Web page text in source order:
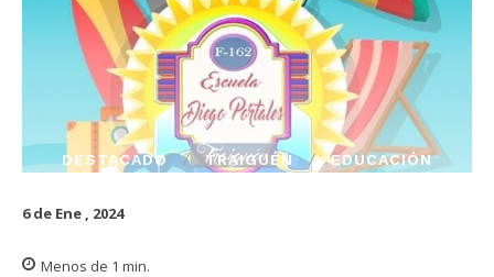
DESTACADO TRAIGUÉN EDUCACIÓN
6 de Ene , 2024
Menos de 1 min.